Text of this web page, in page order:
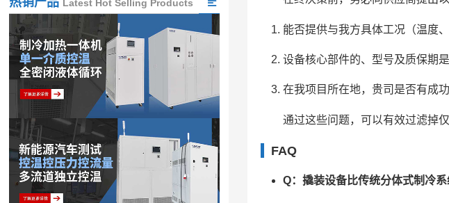
能否提供与我方具体工况（温度
设备核心部件的、型号及质保期
在我项目所在地，贵司是否有成
通过这些问题，可以有效过滤掉
FAQ
Q：撬装设备比传统分体式制冷系
Latest Hot Selling Products